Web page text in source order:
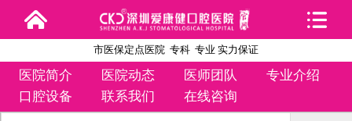
市医保定点医院 专科 专业 实力保证
医院简介 医院动态 医师团队
专业介绍
口腔设备
联系我们 在线咨询